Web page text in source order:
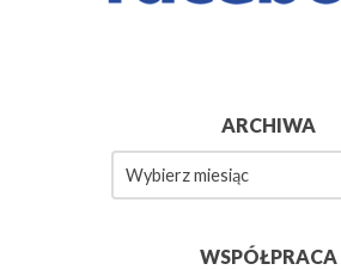
ARCHIWA
WSPÓŁPRACA